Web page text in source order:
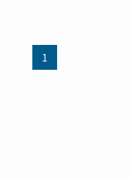
1